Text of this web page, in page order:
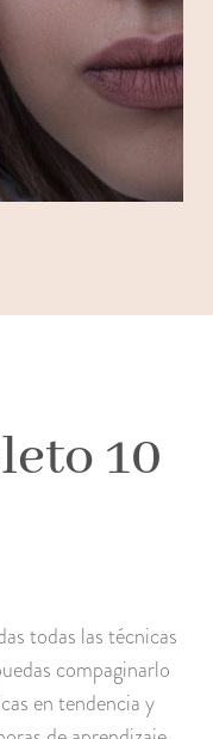
10
todas las técnicas
compaginarlo
en tendencia y